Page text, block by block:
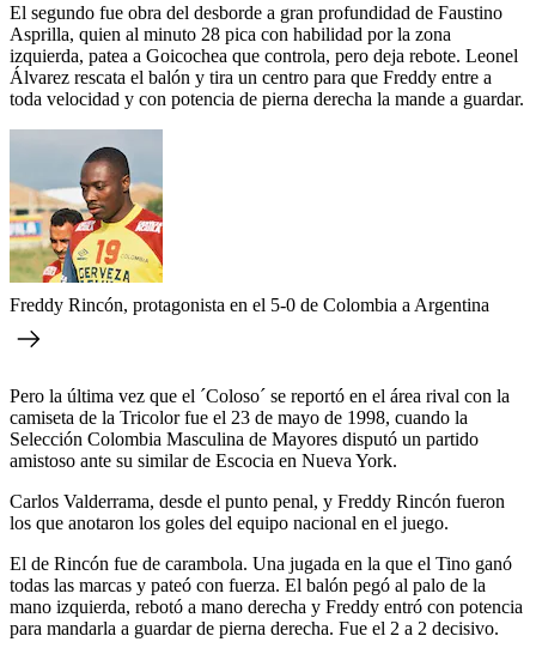
El segundo fue obra del desborde a gran profundidad de Faustino
Asprilla, quien al minuto 28 pica con habilidad por la zona
izquierda, patea a Goicochea que controla, pero deja rebote. Leonel
Álvarez rescata el balón y tira un centro para que Freddy entre a
toda velocidad y con potencia de pierna derecha la mande a guardar.
Freddy Rincón, protagonista en el 5-0 de Colombia a Argentina
Pero la última vez que el ´Coloso´ se reportó en el área rival con la
camiseta de la Tricolor fue el 23 de mayo de 1998, cuando la
Selección Colombia Masculina de Mayores disputó un partido
amistoso ante su similar de Escocia en Nueva York.
Carlos Valderrama, desde el punto penal, y Freddy Rincón fueron
los que anotaron los goles del equipo nacional en el juego.
El de Rincón fue de carambola. Una jugada en la que el Tino ganó
todas las marcas y pateó con fuerza. El balón pegó al palo de la
mano izquierda, rebotó a mano derecha y Freddy entró con potencia
para mandarla a guardar de pierna derecha. Fue el 2 a 2 decisivo.